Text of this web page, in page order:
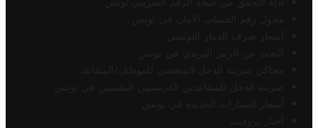
محول رقم الحساب الآيبان في تونس
أسعار صرف الدينار التونسي
البحث عن الرمز البريدي في تونس
محاكي ضريبة الدخل الشخصي للموظف/المتقاعد
ضريبة الدخل للمتقاعدين الفرنسيين المقيمين في تونس
أسعار السيارات الجديدة في تونس
أخبار تروفيت